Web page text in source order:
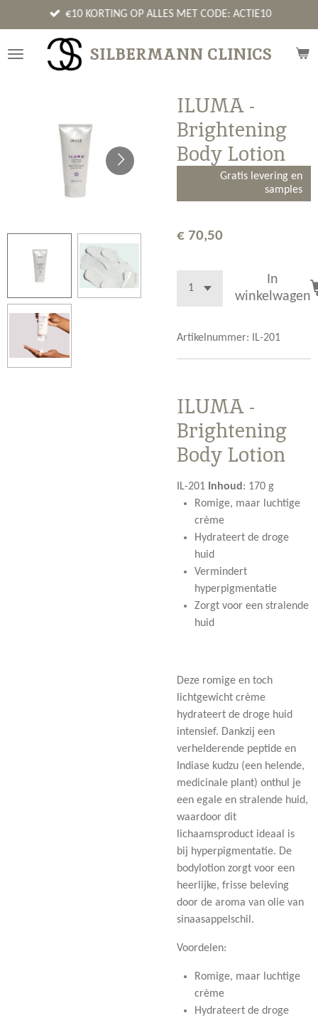
direct
naar
SILBERMANN CLINICS
€10 KORTING OP ALLES MET CODE: ACTIE10
ILUMA -
Brightening
Body Lotion
Gratis levering en
samples
€ 70,50
In
winkelwagen
Artikelnummer: IL-201
ILUMA -
Brightening
Body Lotion
IL-201 Inhoud : 170 g
Romige, maar luchtige
crème
Hydrateert de droge
huid
Vermindert
hyperpigmentatie
Zorgt voor een stralende
huid
Deze romige en toch
lichtgewicht crème
hydrateert de droge huid
intensief. Dankzij een
verhelderende peptide en
Indiase kudzu (een helende,
medicinale plant) onthul je
een egale en stralende huid,
waardoor dit
lichaamsproduct ideaal is
bij hyperpigmentatie. De
bodylotion zorgt voor een
heerlijke, frisse beleving
door de aroma van olie van
sinaasappelschil.
Voordelen:
Romige, maar luchtige
crème
Hydrateert de droge